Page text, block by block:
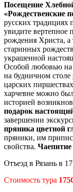
Посещение
«Рождественские
русских традициях
увидите вертепное
рождения Христа,
старинных
украшенной
Особой любовью на
на будничном
царских
харчевне можно
историей
подарок
завершении
пряника цветной
пряники, им
свойства.
Отъезд в Рязань в
Стоимость тура